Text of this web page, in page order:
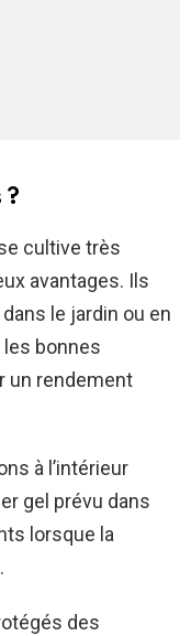
?
cultive très
avantages. Ils
le jardin ou en
bonnes
un rendement
à l’intérieur
gel prévu dans
lorsque la
des